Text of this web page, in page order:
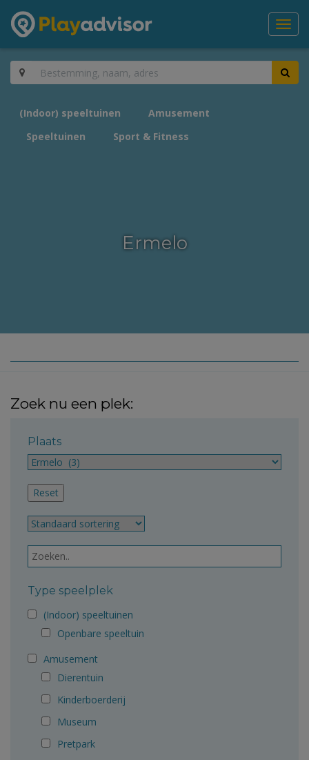
(Indoor) speeltuinen
Amusement
Speeltuinen
Sport & Fitness
Ermelo
Zoek nu een plek:
Plaats
Type speelplek
(Indoor) speeltuinen
Openbare speeltuin
Amusement
Dierentuin
Kinderboerderij
Museum
Pretpark